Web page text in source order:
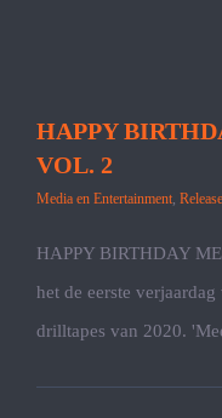
HAPPY
VOL. 2
Media en Entertainment,
HAPPY BIRTHDAY
het de eerste
drilltapes van 2020.